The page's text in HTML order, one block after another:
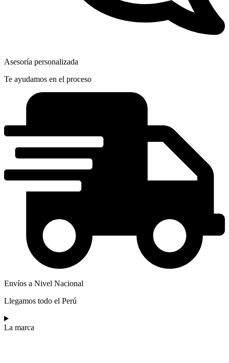
Asesoría personalizada
Te ayudamos en el proceso
Envíos a Nivel Nacional
Llegamos todo el Perú
La marca​